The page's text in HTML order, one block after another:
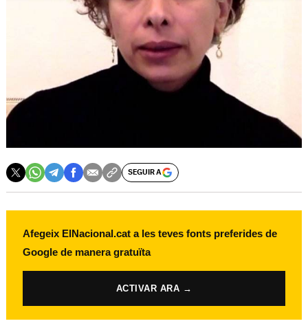
SEGUIR A
Afegeix ElNacional.cat a les teves fonts preferides de
Google de manera gratuïta
ACTIVAR ARA →